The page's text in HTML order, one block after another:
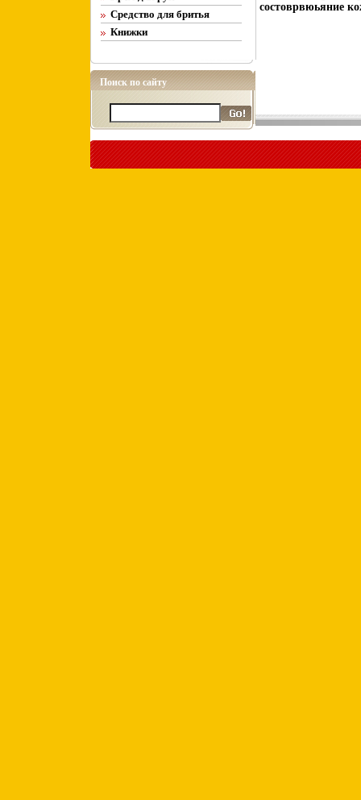
Средство для бритья
Книжки
Поиск по сайту
состоврвюьяние